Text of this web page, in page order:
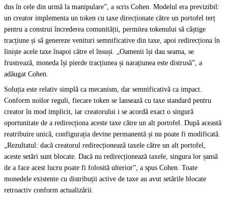
dus în cele din urmă la manipulare”, a scris Cohen. Modelul era previzibil:
un creator implementa un token cu taxe direcționate către un portofel terț
pentru a construi încrederea comunității, permitea tokenului să câștige
tracțiune și să genereze venituri semnificative din taxe, apoi redirecționa în
liniște acele taxe înapoi către el însuși. „Oamenii își dau seama, se
frustrează, moneda își pierde tracțiunea și narațiunea este distrusă”, a
adăugat Cohen.
Soluția este relativ simplă ca mecanism, dar semnificativă ca impact.
Conform noilor reguli, fiecare token se lansează cu taxe standard pentru
creator în mod implicit, iar creatorului i se acordă exact o singură
oportunitate de a redirecționa aceste taxe către un alt portofel. După această
reatribuire unică, configurația devine permanentă și nu poate fi modificată.
„Rezultatul: dacă creatorul redirecționează taxele către un alt portofel,
aceste setări sunt blocate. Dacă nu redirecționează taxele, singura lor șansă
de a face acest lucru poate fi folosită ulterior”, a spus Cohen. Toate
monedele existente cu distribuții active de taxe au avut setările blocate
retroactiv conform actualizării.